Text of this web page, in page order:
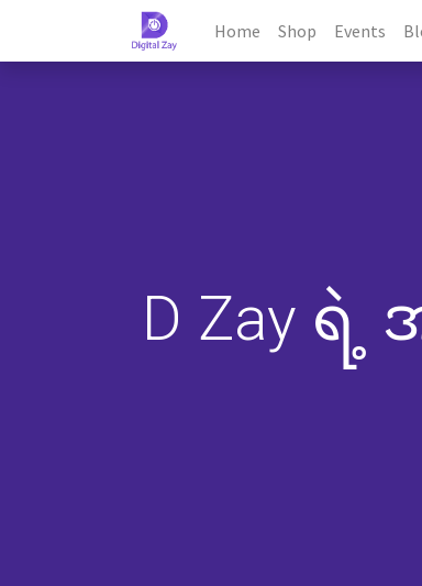
Home Shop Events
D Zay ရဲ့